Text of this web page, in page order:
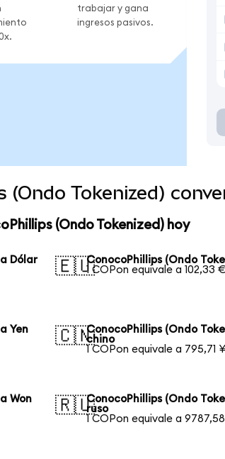
trabajar y gana
ingresos pasivos.
(Ondo Tokenized)
(Ondo Tokenized) hoy
Dólar
🇪🇺ConocoPhillips (Ondo
1 COPon equivale a 102,33
Yen
🇨🇳ConocoPhillips (Ondo
chino
1 COPon equivale a 795,71 ¥
Won
🇷🇺ConocoPhillips (Ondo
ruso
1 COPon equivale a